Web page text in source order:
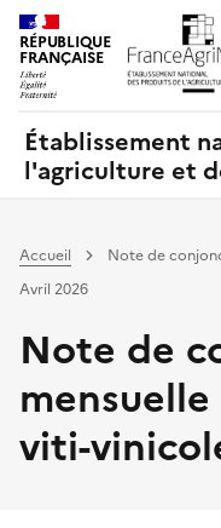
RÉPUBLIQUE
FRANÇAISE
Établissement
l'agriculture et
Accueil
Note de
Avril 2026
Note de
viti-
Panneau de gestion des